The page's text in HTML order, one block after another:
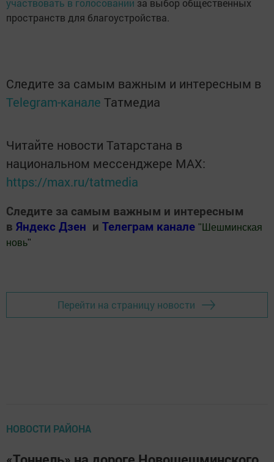
участвовать в голосовании за выбор общественных
пространств для благоустройства.
Следите за самым важным и интересным в
Telegram-канале Татмедиа
Читайте новости Татарстана в
национальном мессенджере MАХ:
https://max.ru/tatmedia
Следите за самым важным и интересным
в Яндекс Дзен и Телеграм канале " Шешминская
новь"
Перейти на страницу новости
НОВОСТИ РАЙОНА